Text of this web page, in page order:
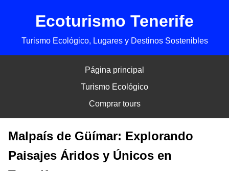
Ecoturismo Tenerife
Turismo Ecológico, Lugares y Destinos Sostenibles
Página principal
Turismo Ecológico
Comprar tours
Malpaís de Güímar: Explorando
Paisajes Áridos y Únicos en